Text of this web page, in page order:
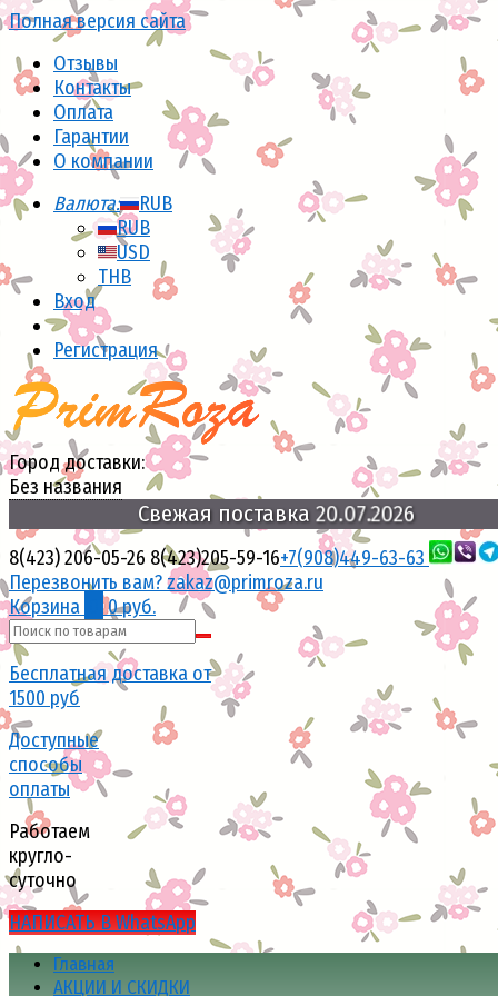
Полная версия сайта
Отзывы
Контакты
Оплата
Гарантии
О компании
Валюта:
RUB
RUB
USD
THB
Вход
Регистрация
Город доставки:
Без названия
Свежая поставка 20.07.2026
8(423) 206-05-26 8(423)205-59-16+7(908)449-63-63
Перезвонить вам?zakaz@primroza.ru
Корзина
0 руб.
Бесплатная доставка от
1500 руб
Доступные
способы
оплаты
Работаем
кругло-
суточно
НАПИСАТЬ В WhatsApp
Главная
АКЦИИ И СКИДКИ